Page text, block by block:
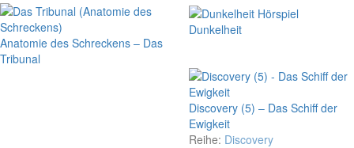
Anatomie des Schreckens – Das
Tribunal
Dunkelheit
Discovery (5) – Das Schiff der
Ewigkeit
Reihe: Discovery